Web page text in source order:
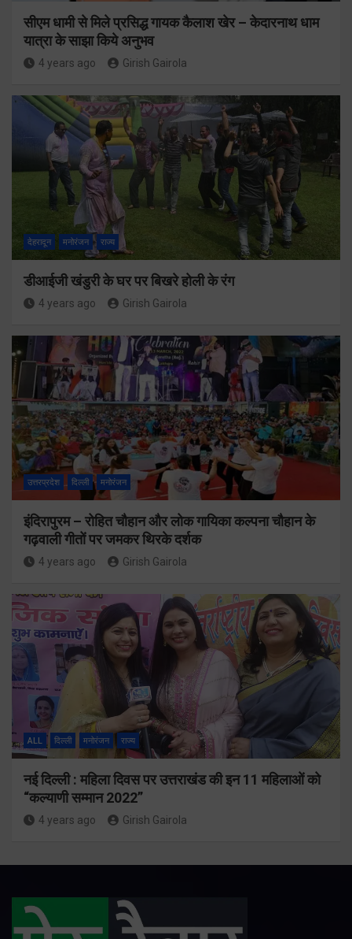
सीएम धामी से मिले प्रसिद्ध गायक कैलाश खेर – केदारनाथ धाम
यात्रा के साझा किये अनुभव
4 years ago Girish Gairola
देहरादून मनोरंजन राज्य
डीआईजी खंडुरी के घर पर बिखरे होली के रंग
4 years ago Girish Gairola
उत्तरप्रदेश दिल्ली मनोरंजन
इंदिरापुरम – रोहित चौहान और लोक गायिका कल्पना चौहान के
गढ़वाली गीतों पर जमकर थिरके दर्शक
4 years ago Girish Gairola
ALL दिल्ली मनोरंजन राज्य
नई दिल्ली : महिला दिवस पर उत्तराखंड की इन 11 महिलाओं को
“कल्याणी सम्मान 2022”
4 years ago Girish Gairola